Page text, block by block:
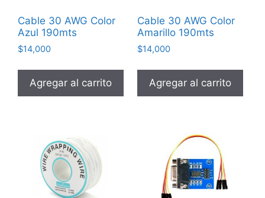
Cable 30 AWG Color
Azul 190mts
$14,000
Agregar al carrito
Cable 30 AWG Color
Amarillo 190mts
$14,000
Agregar al carrito